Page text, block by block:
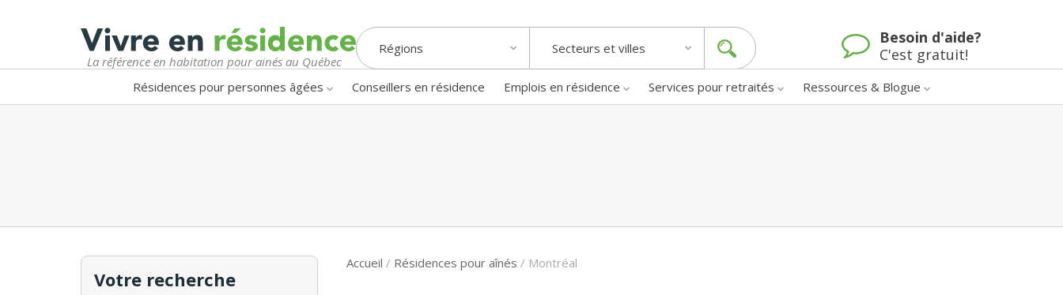
La référence en habitation pour ainés au Québec
Régions Secteurs et villes
Besoin d'aide?
C'est gratuit!
Résidences pour personnes âgées Conseillers en résidence Emplois en résidence Services pour retraités Ressources & Blogue
Votre recherche
Accueil / Résidences pour aînés / Montréal